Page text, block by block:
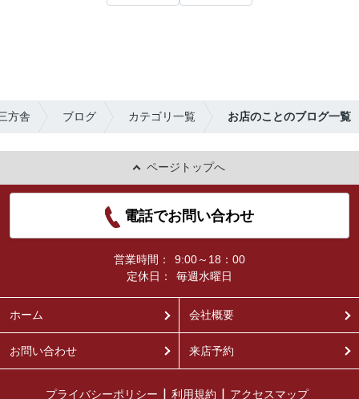
方舎 ブログ カテゴリ一覧 お店のことのブログ一覧
ページトップへ
電話でお問い合わせ
営業時間：
9:00～18：00
定休日：
毎週水曜日
ホーム 会社概要
お問い合わせ 来店予約
プライバシーポリシー 利用規約 アクセスマップ